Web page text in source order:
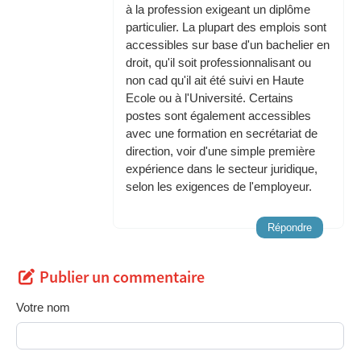
à la profession exigeant un diplôme
particulier. La plupart des emplois sont
accessibles sur base d'un bachelier en
droit, qu'il soit professionnalisant ou
non cad qu'il ait été suivi en Haute
Ecole ou à l'Université. Certains
postes sont également accessibles
avec une formation en secrétariat de
direction, voir d'une simple première
expérience dans le secteur juridique,
selon les exigences de l'employeur.
Répondre
Publier un commentaire
Votre nom